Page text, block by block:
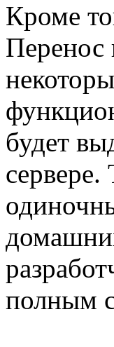
Кроме
Перенос
будет
полным